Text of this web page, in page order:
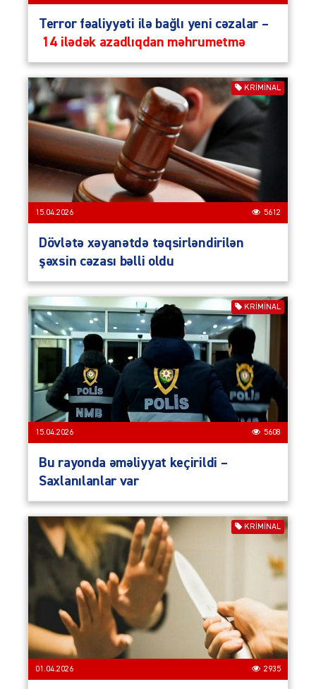
Terror fəaliyyəti ilə bağlı yeni cəzalar –
14 ilədək azadlıqdan məhrumetmə
KRIMINAL
15.04.2026 5612
Dövlətə xəyanətdə təqsirləndirilən
şəxsin cəzası bəlli oldu
KRIMINAL
15.04.2026 5608
Bu rayonda əməliyyat keçirildi –
Saxlanılanlar var
KRIMINAL
01.04.2026 2935